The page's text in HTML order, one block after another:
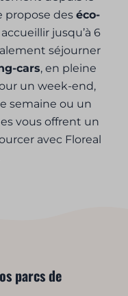
propose des éco-
jusqu’à 6
séjourner
cars, en pleine
un week-end,
semaine ou un
vous offrent un
avec Floreal
parcs de